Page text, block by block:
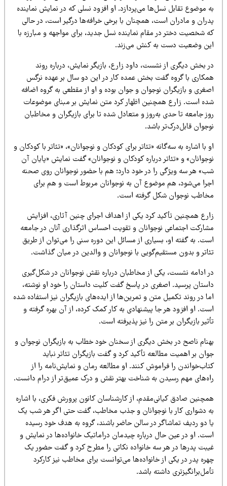
موضوع تقابل نسل‌ها می‌پردازد. او افزود نسلی که در نمایش نماینده
و مادران است، همچنان با برخی خرافه‌ها درگیر است، در حالی
شخصیت دختر در مقام نماینده نسل جدید، برای مواجهه و مبارزه با
وضعیت دست به کنش می‌زند.
بخش دیگری از نشست، داود زارع، بازیگر نمایش، درباره روند
با گروه گفت بخش عمده کار در این دو سال بر عهده نرگس
و بازیگران نوجوان و جوان بوده و او از مقطعی به گروه اضافه
است. زارع همچنین اظهار کرد متن نمایش بر مبنای موضوعات
جامعه تا حدی به‌روز و متعادل شده تا برای بازیگران و مخاطبان
قابل‌درک‌تر باشد.
با اشاره به سه‌گانه «تئاتر برای کودکان و نوجوانان»، «تئاتر با کودکان و
و «تئاتر درباره کودکان و نوجوانان» گفت نمایش «پایان آن
هر سه ویژگی را در خود دارد؛ هم با حضور نوجوانان روی صحنه
می‌شود، هم موضوع آن به نوجوانان مربوط است و هم برای
نوجوان شکل گرفته است.
همچنین تأکید کرد یکی از اهداف اجرای چنین آثاری، افزایش
اجتماعی نوجوانان و تقویت احساس اثرگذاری آنان در جامعه
به گفته او، بسیاری از مسائل این دوره سنی را می‌توان از طریق
و بدون مستقیم‌گویی با نوجوانان و والدین در میان گذاشت.
ادامه نشست، یکی از مخاطبان درباره نقش نوجوانان در شکل‌گیری
پرسید. اصغری در پاسخ گفت کلیت داستان را خود او نوشته،
در روند تکمیل متن و تمرین‌ها از ایده‌های بازیگران نیز استفاده شده
او افزود هر جا پیشنهادی به کار کمک کرده، از آن بهره گرفته و
بازیگران بر متن را نیز پذیرفته است.
ناصح در بخش دیگری از سخنان خود خطاب به بازیگران نوجوان و
بر اهمیت مطالعه تأکید کرد و گفت بازیگران تئاتر نباید
را فراموش کنند. او مطالعه رمان و نمایش‌نامه را از
مهم رسیدن به شناخت بهتر نقش و درک عمیق‌تر از درام دانست.
صادق کیانی‌مقدم، از کارشناسان کانون پرورش فکری، با اشاره
دشواری کار با نوجوانان و جذب مخاطب، گفت حتی اگر هر شب یک
دو ردیف تماشاگر در سالن حاضر باشند، گروه به هدف خود رسیده
او در عین حال درباره چیدمان دراماتیک خانواده‌ها در نمایش و
پدرها در هر سه خانواده نکاتی را مطرح کرد و گفت حضور یک
پدر در یکی از خانواده‌ها می‌توانست برای مخاطب نیز کارکرد
داشته باشد.